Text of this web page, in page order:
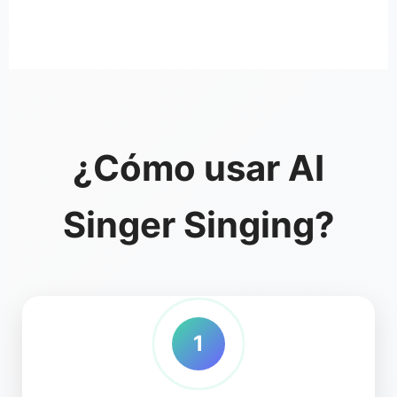
¿Cómo usar AI
Singer Singing?
1